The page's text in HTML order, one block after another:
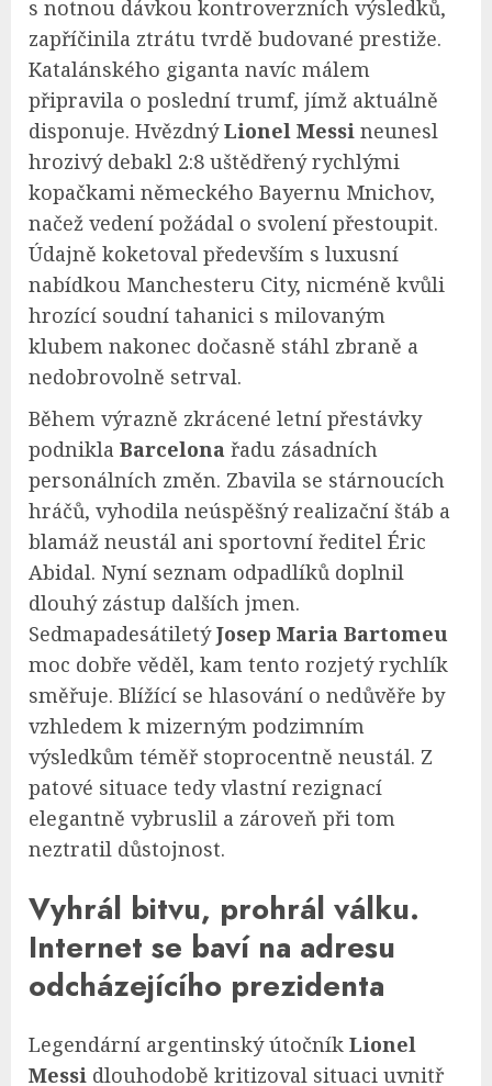
s notnou dávkou kontroverzních výsledků,
zapříčinila ztrátu tvrdě budované prestiže.
Katalánského giganta navíc málem
připravila o poslední trumf, jímž aktuálně
disponuje. HvězdnýLionel Messi neunesl
hrozivý debakl 2:8 uštědřený rychlými
kopačkami německého Bayernu Mnichov,
načež vedení požádal o svolení přestoupit.
Údajně koketoval především s luxusní
nabídkou Manchesteru City, nicméně kvůli
hrozící soudní tahanici s milovaným
klubem nakonec dočasně stáhl zbraně a
nedobrovolně setrval.
Během výrazně zkrácené letní přestávky
podnikla Barcelona řadu zásadních
personálních změn. Zbavila se stárnoucích
hráčů, vyhodila neúspěšný realizační štáb a
blamáž neustál ani sportovní ředitel Éric
Abidal. Nyní seznam odpadlíků doplnil
dlouhý zástup dalších jmen.
SedmapadesátiletýJosep Maria Bartomeu
moc dobře věděl, kam tento rozjetý rychlík
směřuje. Blížící se hlasování o nedůvěře by
vzhledem k mizerným podzimním
výsledkům téměř stoprocentně neustál. Z
patové situace tedy vlastní rezignací
elegantně vybruslil a zároveň při tom
neztratil důstojnost.
Vyhrál bitvu, prohrál válku.
Internet se baví na adresu
odcházejícího prezidenta
Legendární argentinský útočník Lionel
Messi dlouhodobě kritizoval situaci uvnitř